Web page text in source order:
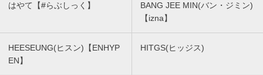
はやて【#らぶしっく】
BANG JEE MIN(バン・ジミン)
【izna】
HEESEUNG(ヒスン)【ENHYP
EN】
HITGS(ヒッジス)